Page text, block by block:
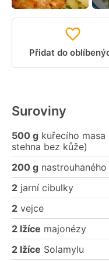
Přidat do
Suroviny
500 g kuřecího
stehna bez kůže)
200 g
2 jarní cibulky
2 vejce
2 lžíce majonézy
2 lžíce Solamylu